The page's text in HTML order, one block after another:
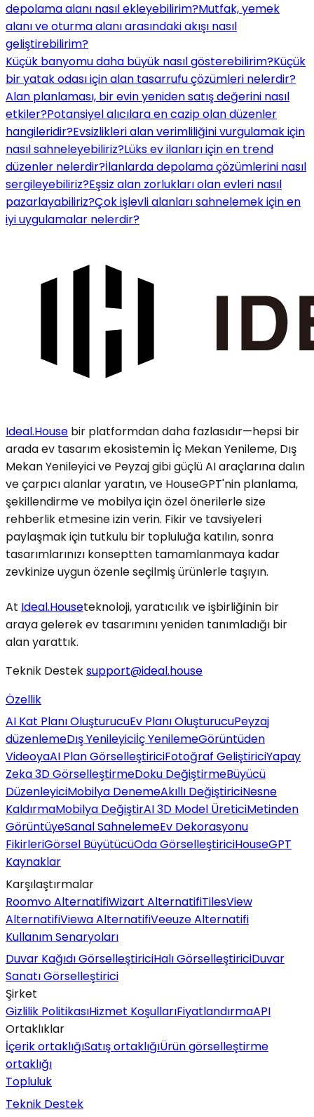
depolama alanı nasıl ekleyebilirim?Mutfak, yemek
alanı ve oturma alanı arasındaki akışı nasıl
geliştirebilirim?
Küçük banyomu daha büyük nasıl gösterebilirim?Küçük
bir yatak odası için alan tasarrufu çözümleri nelerdir?
Alan planlaması, bir evin yeniden satış değerini nasıl
etkiler?Potansiyel alıcılara en cazip olan düzenler
hangileridir?Evsizlikleri alan verimliliğini vurgulamak için
nasıl sahneleyebiliriz?Lüks ev ilanları için en trend
düzenler nelerdir?İlanlarda depolama çözümlerini nasıl
sergileyebiliriz?Eşsiz alan zorlukları olan evleri nasıl
pazarlayabiliriz?Çok işlevli alanları sahnelemek için en
iyi uygulamalar nelerdir?
Ideal.House bir platformdan daha fazlasıdır—hepsi bir
arada ev tasarım ekosistemin İç Mekan Yenileme, Dış
Mekan Yenileyici ve Peyzaj gibi güçlü AI araçlarına dalın
ve çarpıcı alanlar yaratın, ve HouseGPT'nin planlama,
şekillendirme ve mobilya için özel önerilerle size
rehberlik etmesine izin verin. Fikir ve tavsiyeleri
paylaşmak için tutkulu bir topluluğa katılın, sonra
tasarımlarınızı konseptten tamamlanmaya kadar
zevkinize uygun özenle seçilmiş ürünlerle taşıyın.
At Ideal.Houseteknoloji, yaratıcılık ve işbirliğinin bir
araya gelerek ev tasarımını yeniden tanımladığı bir
alan yarattık.
Teknik Desteksupport@ideal.house
Özellik
AI Kat Planı OluşturucuEv Planı OluşturucuPeyzaj
düzenlemeDış Yenileyiciİç YenilemeGörüntüden
VideoyaAI Plan GörselleştiriciFotoğraf GeliştiriciYapay
Zeka 3D GörselleştirmeDoku DeğiştirmeBüyücü
DüzenleyiciMobilya DenemeAkıllı DeğiştiriciNesne
KaldırmaMobilya DeğiştirAI 3D Model ÜreticiMetinden
GörüntüyeSanal SahnelemeEv Dekorasyonu
FikirleriGörsel BüyütücüOda GörselleştiriciHouseGPT
Kaynaklar
Karşılaştırmalar
Roomvo AlternatifiWizart AlternatifiTilesView
AlternatifiViewa AlternatifiVeeuze Alternatifi
Kullanım Senaryoları
Duvar Kağıdı GörselleştiriciHalı GörselleştiriciDuvar
Sanatı Görselleştirici
Şirket
Gizlilik PolitikasıHizmet KoşullarıFiyatlandırmaAPI
Ortaklıklar
İçerik ortaklığıSatış ortaklığıÜrün görselleştirme
ortaklığı
Topluluk
Teknik Destek